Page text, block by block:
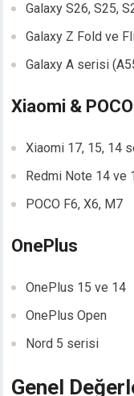
Galaxy S26, S25,
Galaxy Z Fold ve
Galaxy A serisi
Xiaomi & POCO
Xiaomi 17, 15, 14
Redmi Note 14 ve
POCO F6, X6, M7
OnePlus
OnePlus 15 ve 14
OnePlus Open
Nord 5 serisi
Genel